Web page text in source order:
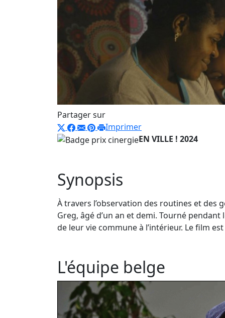
Partager sur
Imprimer
EN VILLE ! 2024
Synopsis
À travers l’observation des routines et des
Greg, âgé d’un an et demi. Tourné
de leur vie commune à l’intérieur. Le film
L'équipe belge